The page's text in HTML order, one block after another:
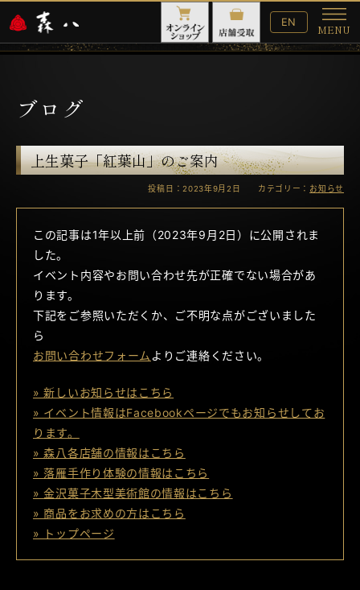
English
Website
EN
MENU
メ
ニ
ブログ
上生菓子「紅葉山」のご案内
投稿日：2023年9月2日 カテゴリー： お知らせ
この記事は1年以上前（2023年9月2日）に公開されま
した。
イベント内容やお問い合わせ先が正確でない場合があ
ります。
下記をご参照いただくか、ご不明な点がございました
ら
お問い合わせフォーム よりご連絡ください。
» 新しいお知らせはこちら
» イベント情報はFacebookページでもお知らせしてお
ります。
» 森八各店舗の情報はこちら
» 落雁手作り体験の情報はこちら
» 金沢菓子木型美術館の情報はこちら
» 商品をお求めの方はこちら
» トップページ